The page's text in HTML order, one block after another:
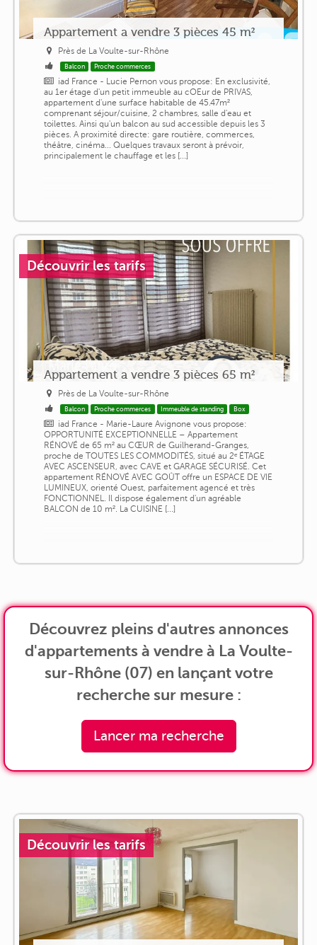
Appartement a vendre 3 pièces 45 m²
Près de La Voulte-sur-Rhône
Balcon Proche commerces
iad France - Lucie Pernon vous propose: En exclusivité,
au 1er étage d'un petit immeuble au cOEur de PRIVAS,
appartement d'une surface habitable de 45.47m²
comprenant séjour/cuisine, 2 chambres, salle d'eau et
toilettes. Ainsi qu'un balcon au sud accessible depuis les 3
pièces. A proximité directe: gare routière, commerces,
théâtre, cinéma... Quelques travaux seront à prévoir,
principalement le chauffage et les [...]
Découvrir les tarifs
Appartement a vendre 3 pièces 65 m²
Près de La Voulte-sur-Rhône
Balcon Proche commerces Immeuble de standing Box
iad France - Marie-Laure Avignone vous propose:
OPPORTUNITÉ EXCEPTIONNELLE – Appartement
RÉNOVÉ de 65 m² au CŒUR de Guilherand-Granges,
proche de TOUTES LES COMMODITÉS, situé au 2ᵉ ÉTAGE
AVEC ASCENSEUR, avec CAVE et GARAGE SÉCURISÉ. Cet
appartement RÉNOVÉ AVEC GOÛT offre un ESPACE DE VIE
LUMINEUX, orienté Ouest, parfaitement agencé et très
FONCTIONNEL. Il dispose également d'un agréable
BALCON de 10 m². La CUISINE [...]
Découvrez pleins d'autres annonces
d'appartements à vendre à La Voulte-
sur-Rhône (07) en lançant votre
recherche sur mesure :
Lancer ma recherche
Découvrir les tarifs